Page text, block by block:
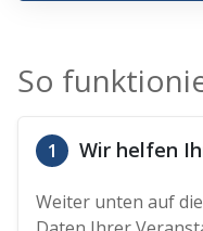
So
1 Wir helfen
Weiter unten auf